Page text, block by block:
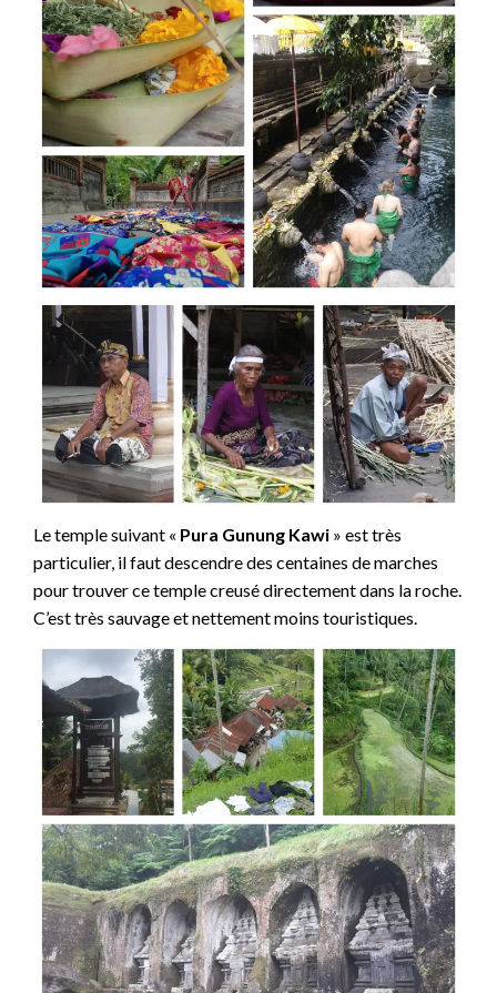
Le temple suivant « Pura Gunung Kawi » est très
particulier, il faut descendre des centaines de marches
pour trouver ce temple creusé directement dans la roche.
C’est très sauvage et nettement moins touristiques.